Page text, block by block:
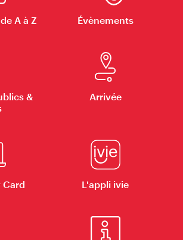
A à Z Évènements
&
Arrivée
Card L'appli ivie